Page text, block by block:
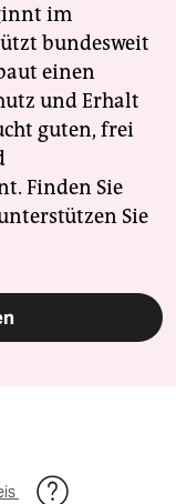
im
bundesweit
einen
und Erhalt
guten, frei
Finden Sie
Sie